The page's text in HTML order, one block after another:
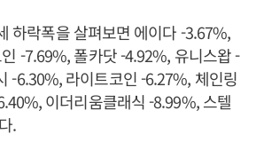
하락폭을 살펴보면 에이다 -3.67%,
-7.69%, 폴카닷 -4.92%, 유니스왑 -
-6.30%, 라이트코인 -6.27%, 체인링
이더리움클래식 -8.99%, 스텔
.